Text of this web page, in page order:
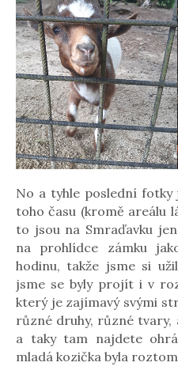
No a tyhle poslední fotky
toho času (kromě areálu
to jsou na Smraďavku
na prohlídce zámku
hodinu, takže jsme si
jsme se byly projít i v
který je zajímavý svými
různé druhy, různé tvary,
a taky tam najdete
mladá kozička byla